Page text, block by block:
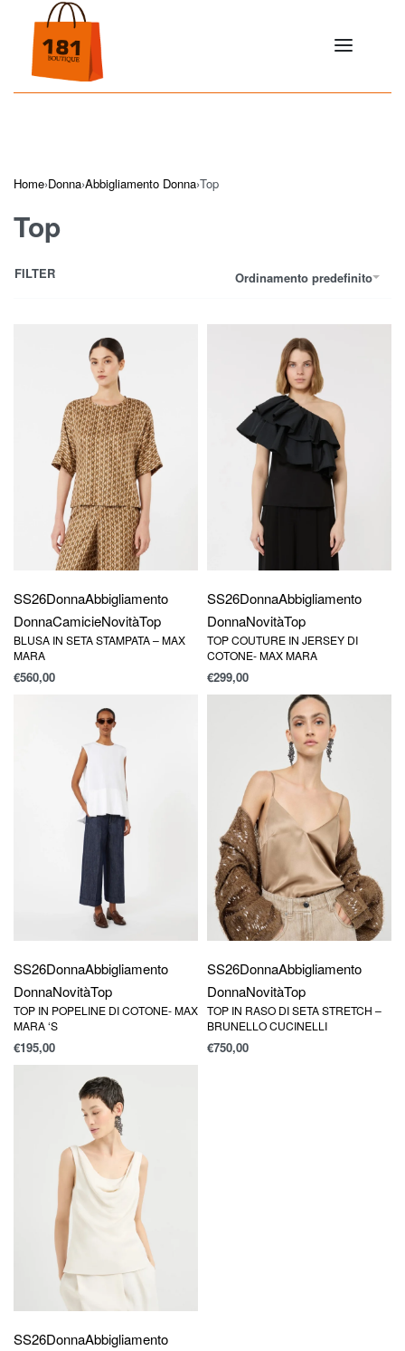
Home›Donna›Abbigliamento Donna›Top
Top
Ordinamento predefinito
FILTER
SS26DonnaAbbigliamento
DonnaCamicieNovitàTop
BLUSA IN SETA STAMPATA – MAX
MARA
€560,00
SS26DonnaAbbigliamento
DonnaNovitàTop
TOP COUTURE IN JERSEY DI
COTONE- MAX MARA
€299,00
SS26DonnaAbbigliamento
DonnaNovitàTop
TOP IN POPELINE DI COTONE- MAX
MARA ‘S
€195,00
SS26DonnaAbbigliamento
DonnaNovitàTop
TOP IN RASO DI SETA STRETCH –
BRUNELLO CUCINELLI
€750,00
SS26DonnaAbbigliamento